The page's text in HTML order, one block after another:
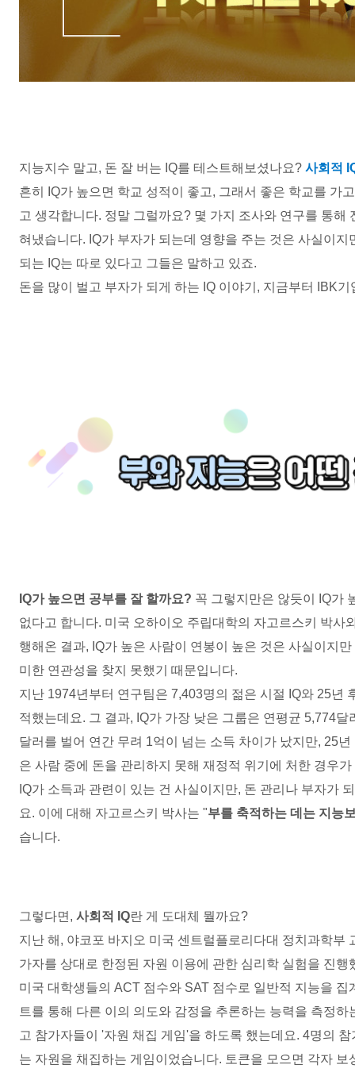
지능지수 말고, 돈 잘 버는 IQ를 테스트해보셨나요? 사회적
흔히
IQ가 높으면 학교 성적이 좋고, 그래서 좋은 학교를 가고
고 생각합니다. 정말 그럴까요? 몇 가지 조사와 연구를 통해
혀냈습니다. IQ가 부자가 되는데 영향을 주는 것은 사실이지
되는 IQ는 따로 있다고 그들은 말하고 있죠.
돈을 많이 벌고 부자가 되게 하는 IQ 이야기 , 지금부터 IBK기
IQ가 높으면 공부를 잘 할까요? 꼭 그렇지만은 않듯이 IQ가
없다고 합니다. 미국 오하이오 주립대학의 자고르스키 박사
행해온 결과, IQ가 높은 사람이 연봉이 높은 것은 사실이지
미한 연관성을 찾지 못했기 때문입니다.
지난 1974년부터 연구팀은 7,403명의 젊은 시절 IQ와 25년
적했는데요. 그 결과, IQ가 가장 낮은 그룹은 연평균 5,774달
달러를 벌어 연간 무려 1억이 넘는 소득 차이가 났지만, 25년
은 사람 중에 돈을 관리하지 못해 재정적 위기에 처한 경우
IQ가 소득과 관련이 있는 건 사실이지만, 돈 관리나 부자가
요. 이에 대해 자고르스키 박사는 "부를 축적하는 데는 지능
습니다.
그렇다면 , 사회적 IQ란 게 도대체 뭘까요?
지난 해 , 야코포 바지오 미국 센트럴플로리다대 정치과학부
가자를 상대로 한정된 자원 이용에 관한 심리학 실험을 진행
미국 대학생들의 ACT 점수와 SAT 점수로 일반적 지능을 집
트를 통해 다른 이의 의도와 감정을 추론하는 능력을 측정
고 참가자들이 '자원 채집 게임'을 하도록 했는데요. 4명의 참
는 자원을 채집하는 게임이었습니다. 토큰을 모으면 각자 보